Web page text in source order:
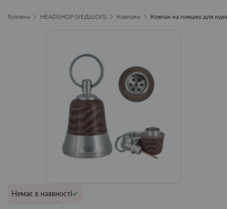
Головна HEADSHOP (ХЕДШОП) Ковпаки Ковпак на пляшку для
Немає в наявності